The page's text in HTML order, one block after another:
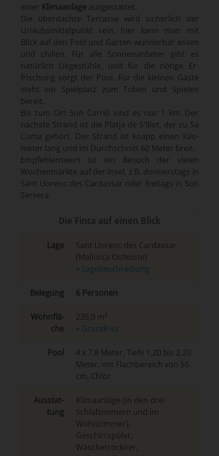
einer Klima­anlageaus­ge­stattet.
Die über­dachte Terrasse wird sicher­lich der
Urlaubs­mittel­punkt sein, hier kann man mit
Blick auf den Pool und Garten wunder­bar essen
und chillen. Für alle Sonnen­an­beter gibt es
natürlich Liege­stühle, und für die nötige Er­
frischung sorgt der Pool. Für die kleinen Gäste
steht ein Spiel­platz zum Toben und Spielen
bereit.
Bis zum Ort Son Carrió sind es nur 1 km. Der
nächste Strand ist die Platja de S'Illot, der zu Sa
Coma gehört. Der Strand ist knapp einen Kilo­
meter lang und im Durch­schnitt 60 Meter breit.
Empfehlens­wert ist ein Be­such der vielen
Wochen­märkte auf der Insel, z.B. donners­tags in
Sant Llorenc des Cardassar oder frei­tags in Son
Servera.
Die Finca auf einen Blick
Lage
Sant Llorenc des Cardassar
(Mallorca Ostküste)
» La­ge­be­schrei­bung
Belegung 6 Personen
Wohn­flä­
che
235,0 m²
» Grundriss
Pool
4 x 7,8 Meter, Tiefe 1,20 bis 2,20
Meter, mit Flachbereich von 55
cm, Chlor
Aus­stat­
tung
Klimaanlage (in den drei
Schlafzimmern und im
Wohnzimmer),
Geschirrspüler,
Wäschetrockner,